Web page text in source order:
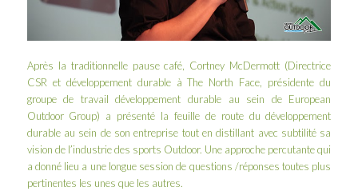
Après la traditionnelle pause café, Cortney McDermott (Directrice
CSR et développement durable àThe North Face , présidente du
groupe de travail développement durable au sein de European
Outdoor Group) a présenté la feuille de route du développement
durable au sein de son entreprise tout en distillant avec subtilité sa
vision de l’industrie des sports Outdoor. Une approche percutante qui
a donné lieu a une longue session de questions /réponses toutes plus
pertinentes les unes que les autres.